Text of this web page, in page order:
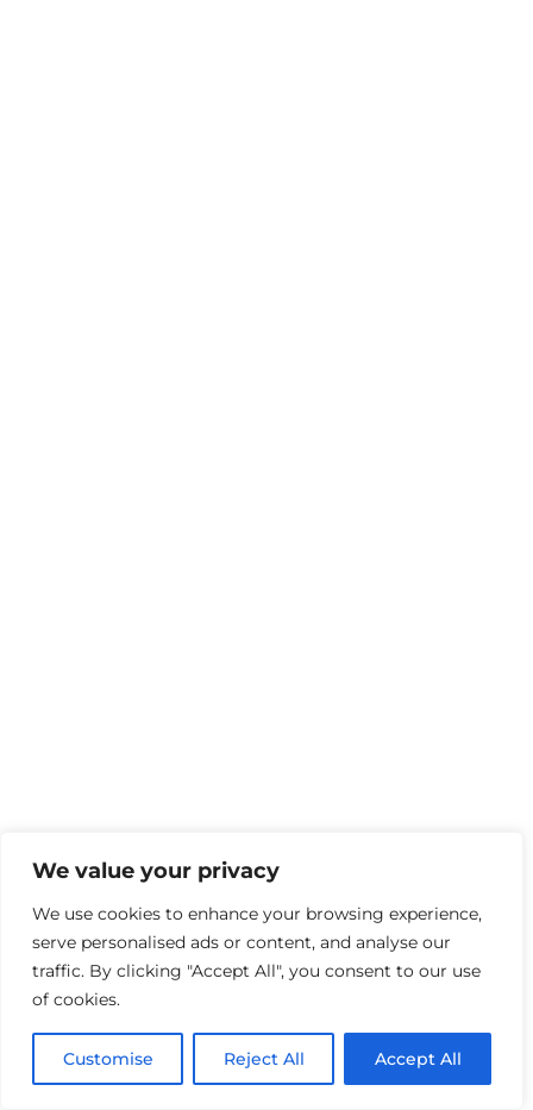
We value your privacy
We use cookies to enhance your browsing experience,
serve personalised ads or content, and analyse our
traffic. By clicking "Accept All", you consent to our use
of cookies.
Customise Reject All Accept All